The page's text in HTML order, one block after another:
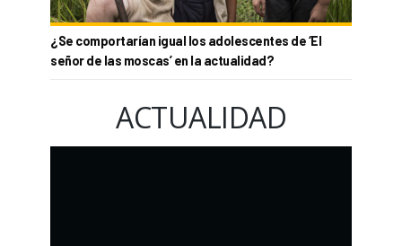
¿Se comportarían igual los adolescentes de ‘El
señor de las moscas’ en la actualidad?
ACTUALIDAD